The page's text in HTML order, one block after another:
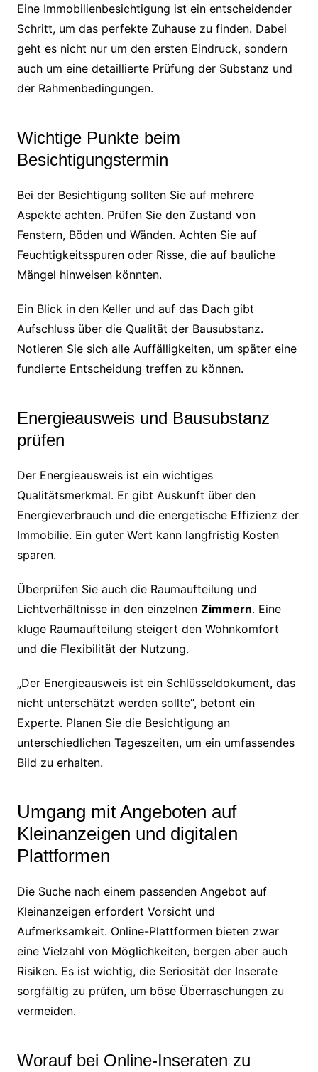
Eine Immobilienbesichtigung ist ein entscheidender
Schritt, um das perfekte Zuhause zu finden. Dabei
geht es nicht nur um den ersten Eindruck, sondern
auch um eine detaillierte Prüfung der Substanz und
der Rahmenbedingungen.
Wichtige Punkte beim
Besichtigungstermin
Bei der Besichtigung sollten Sie auf mehrere
Aspekte achten. Prüfen Sie den Zustand von
Fenstern, Böden und Wänden. Achten Sie auf
Feuchtigkeitsspuren oder Risse, die auf bauliche
Mängel hinweisen könnten.
Ein Blick in den Keller und auf das Dach gibt
Aufschluss über die Qualität der Bausubstanz.
Notieren Sie sich alle Auffälligkeiten, um später eine
fundierte Entscheidung treffen zu können.
Energieausweis und Bausubstanz
prüfen
Der Energieausweis ist ein wichtiges
Qualitätsmerkmal. Er gibt Auskunft über den
Energieverbrauch und die energetische Effizienz der
Immobilie. Ein guter Wert kann langfristig Kosten
sparen.
Überprüfen Sie auch die Raumaufteilung und
Lichtverhältnisse in den einzelnen Zimmern. Eine
kluge Raumaufteilung steigert den Wohnkomfort
und die Flexibilität der Nutzung.
„Der Energieausweis ist ein Schlüsseldokument, das
nicht unterschätzt werden sollte“, betont ein
Experte. Planen Sie die Besichtigung an
unterschiedlichen Tageszeiten, um ein umfassendes
Bild zu erhalten.
Umgang mit Angeboten auf
Kleinanzeigen und digitalen
Plattformen
Die Suche nach einem passenden Angebot auf
Kleinanzeigen erfordert Vorsicht und
Aufmerksamkeit. Online-Plattformen bieten zwar
eine Vielzahl von Möglichkeiten, bergen aber auch
Risiken. Es ist wichtig, die Seriosität der Inserate
sorgfältig zu prüfen, um böse Überraschungen zu
vermeiden.
Worauf bei Online-Inseraten zu